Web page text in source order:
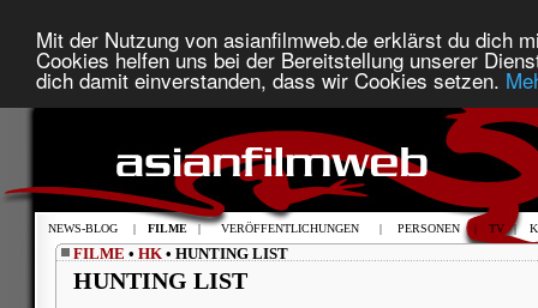
Mit der Nutzung von asianfilmweb.de erklärst du dich
Cookies helfen uns bei der Bereitstellung unserer
dich damit einverstanden, dass wir Cookies setzen.
NEWS-BLOG | FILME | VERÖFFENTLICHUNGEN | PERSONEN | TV |
FILME • HK • HUNTING LIST
HUNTING LIST